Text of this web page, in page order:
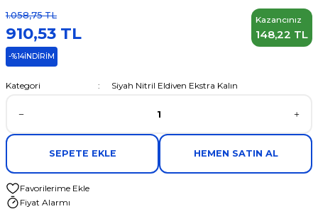
1.058,75 TL
910,53 TL
-%14İNDİRİM
Kazancınız
148,22 TL
Kategori Siyah Nitril Eldiven Ekstra Kalın
SEPETE EKLE HEMEN SATIN AL
Fiyat Alarmı